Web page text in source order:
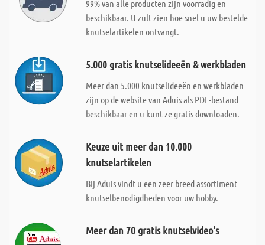
99% van alle producten zijn voorradig en
beschikbaar. U zult zien hoe snel u uw bestelde
knutselartikelen ontvangt.
5.000 gratis knutselideeën & werkbladen
Meer dan 5.000 knutselideeën en werkbladen
zijn op de website van Aduis als PDF-bestand
beschikbaar en u kunt ze gratis downloaden.
Keuze uit meer dan 10.000
knutselartikelen
Bij Aduis vindt u een zeer breed assortiment
knutselbenodigdheden voor uw hobby.
Meer dan 70 gratis knutselvideo's